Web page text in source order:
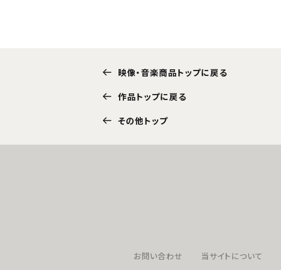
映像・音楽商品トップに戻る
作品トップに戻る
その他トップ
お問い合わせ 当サイトについて